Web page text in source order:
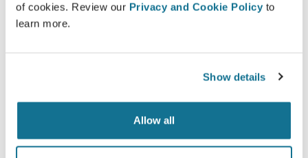
of cookies. Review our Privacy and Cookie Policy to
learn more.
Show details
Allow all
Familie an Ihrem potentiellen neuen Erscheinungsbild
teilhaben lassen und zweite Meinungen einholen.